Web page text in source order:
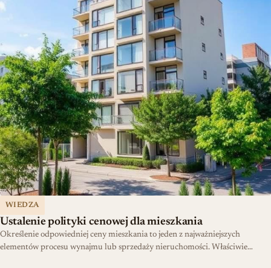
WIEDZA
Ustalenie polityki cenowej dla mieszkania
Określenie odpowiedniej ceny mieszkania to jeden z najważniejszych
elementów procesu wynajmu lub sprzedaży nieruchomości. Właściwie…